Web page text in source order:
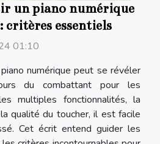
un piano numérique
critères essentiels
01:10
numérique peut se révéler
du combattant pour les
multiples fonctionnalités, la
qualité du toucher, il est facile
Cet écrit entend guider les